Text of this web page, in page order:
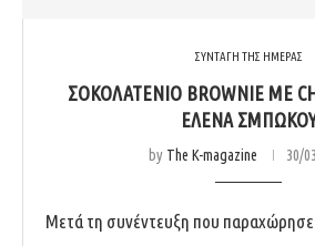
ΣΥΝΤΑΓΗ ΤΗΣ ΗΜΕΡΑΣ
ΣΟΚΟΛΑΤΈΝΙΟ BROWNIE ΜΕ
ΈΛΕΝΑ
by The K-magazine 30/
Μετά τη συνέντευξη που παραχώρησε